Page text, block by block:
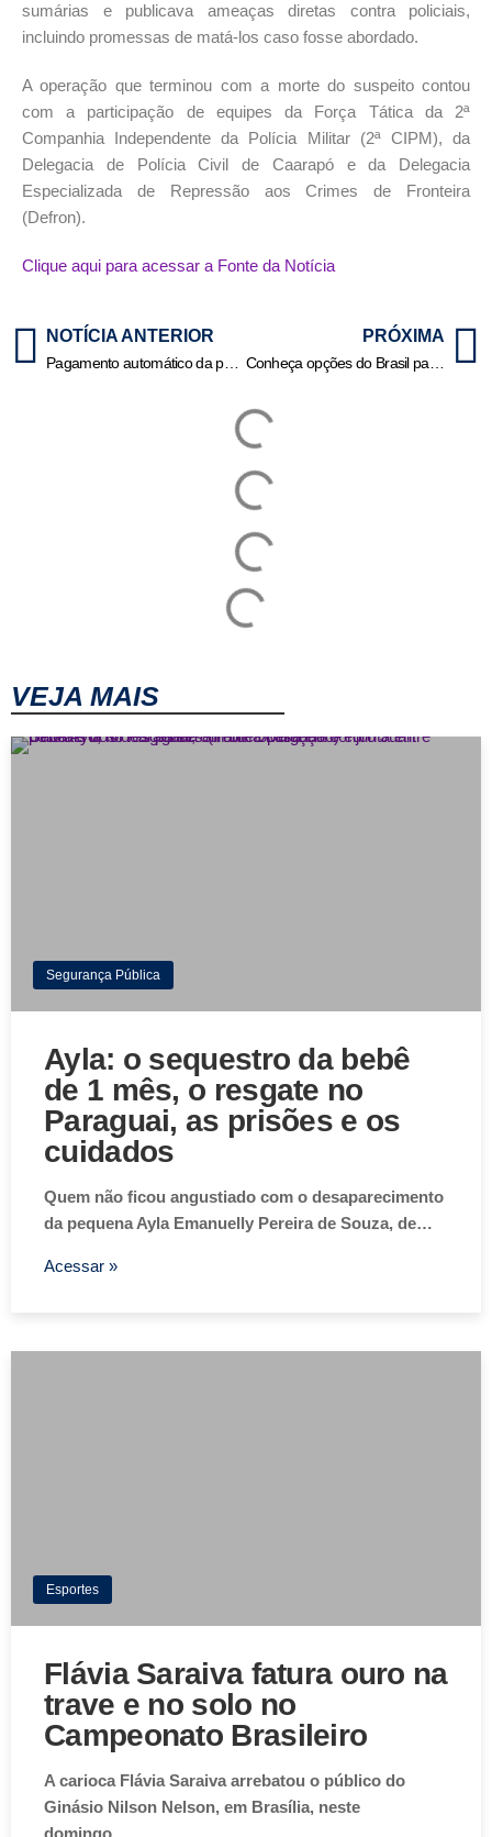
sumárias e publicava ameaças diretas contra policiais,
incluindo promessas de matá-los caso fosse abordado.
A operação que terminou com a morte do suspeito contou
com a participação de equipes da Força Tática da 2ª
Companhia Independente da Polícia Militar (2ª CIPM), da
Delegacia de Polícia Civil de Caarapó e da Delegacia
Especializada de Repressão aos Crimes de Fronteira
(Defron).
Clique aqui para acessar a Fonte da Notícia
NOTÍCIA ANTERIOR
Pagamento automático da pensão alimentícia é aprovado pela Câmara
PRÓXIMA
Conheça opções do Brasil para a próxima Copa; meio-campo é o foco
VEJA MAIS
Segurança Pública
Ayla: o sequestro da bebê
de 1 mês, o resgate no
Paraguai, as prisões e os
cuidados
Quem não ficou angustiado com o desaparecimento
da pequena Ayla Emanuelly Pereira de Souza, de…
Acessar »
Esportes
Flávia Saraiva fatura ouro na
trave e no solo no
Campeonato Brasileiro
A carioca Flávia Saraiva arrebatou o público do
Ginásio Nilson Nelson, em Brasília, neste